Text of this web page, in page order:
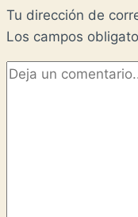
Tu dirección de
Los campos